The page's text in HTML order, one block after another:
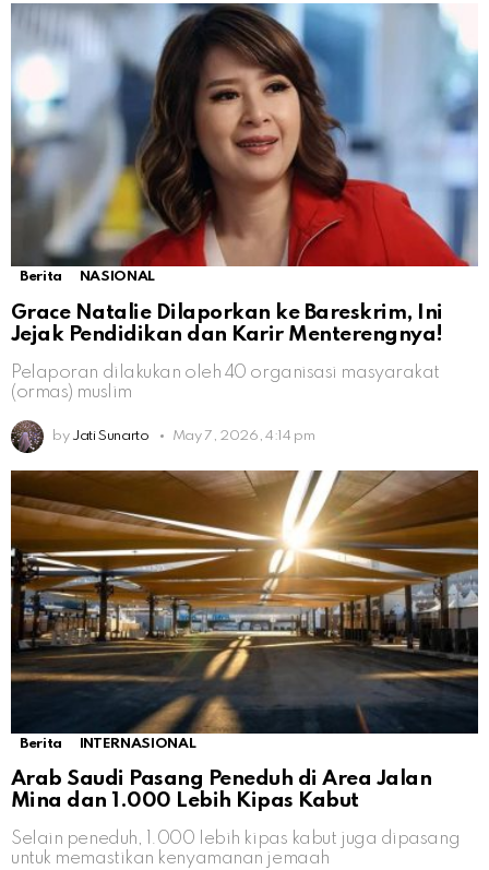
Berita NASIONAL
Grace Natalie Dilaporkan ke Bareskrim, Ini
Jejak Pendidikan dan Karir Menterengnya!
Pelaporan dilakukan oleh 40 organisasi masyarakat
(ormas) muslim
by Jati Sunarto May 7, 2026, 4:14 pm
Berita INTERNASIONAL
Arab Saudi Pasang Peneduh di Area Jalan
Mina dan 1.000 Lebih Kipas Kabut
Selain peneduh, 1.000 lebih kipas kabut juga dipasang
untuk memastikan kenyamanan jemaah